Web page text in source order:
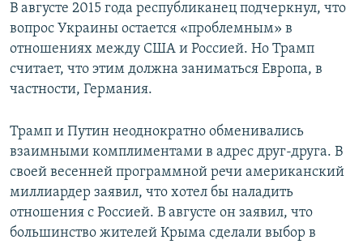
В августе 2015 года республиканец подчеркнул, что
вопрос Украины остается «проблемным» в
отношениях между США и Россией. Но Трамп
считает, что этим должна заниматься Европа, в
частности, Германия.
Трамп и Путин неоднократно обменивались
взаимными комплиментами в адрес друг-друга. В
своей весенней программной речи американский
миллиардер заявил, что хотел бы наладить
отношения с Россией. В августе он заявил, что
большинство жителей Крыма сделали выбор в